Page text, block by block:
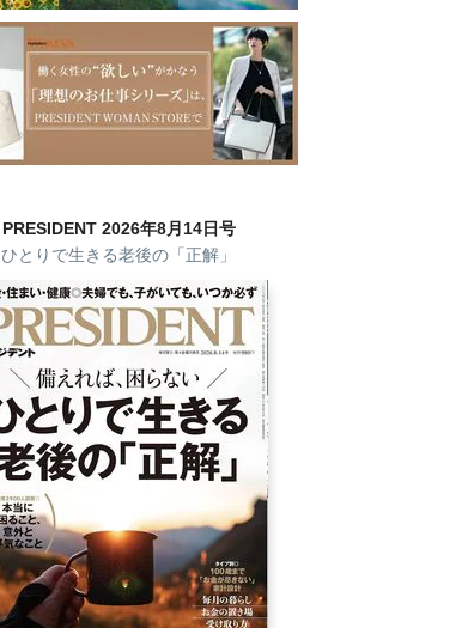
PRESIDENT 2026年8月14日号
ひとりで生きる老後の「正解」